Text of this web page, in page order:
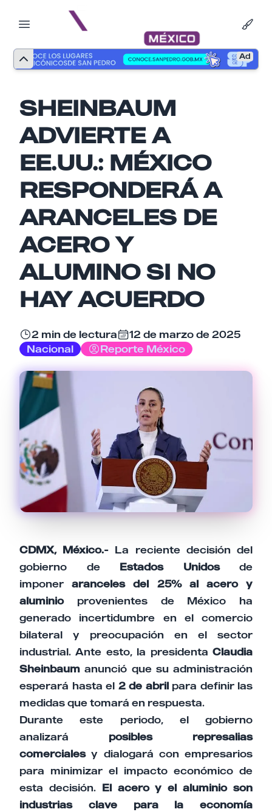
Ad
SHEINBAUM
ADVIERTE A
EE.UU.: MÉXICO
RESPONDERÁ A
ARANCELES DE
ACERO Y
ALUMINO SI NO
HAY ACUERDO
2 min de lectura
12 de marzo de 2025
Nacional
Reporte México
CDMX, México.- La reciente decisión del
gobierno de Estados Unidosde
imponeraranceles del 25% al acero y
aluminioprovenientes de México ha
generado incertidumbre en el comercio
bilateral y preocupación en el sector
industrial. Ante esto, la presidenta Claudia
Sheinbaum anunció que su administración
esperará hasta el 2 de abrilpara definir las
medidas que tomará en respuesta.
Durante este periodo, el gobierno
analizará posibles represalias
comercialesy dialogará con empresarios
para minimizar el impacto económico de
esta decisión. El acero y el aluminio son
industrias clave para la economía
Tu comentario
Enviar comentario